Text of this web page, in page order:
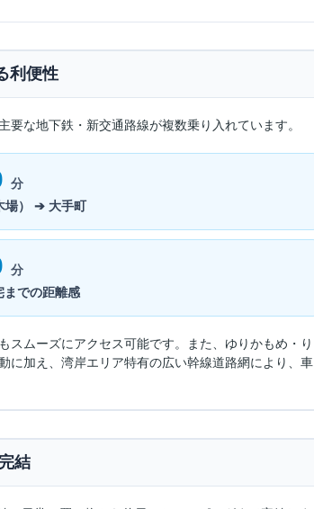
利便性
な地下鉄・新交通路線が複数乗り入れています。
分
場） ➔ 大手町
分
での距離感
ムーズにアクセス可能です。また、ゆりかもめ・り
に加え、湾岸エリア特有の広い幹線道路網により、車
結